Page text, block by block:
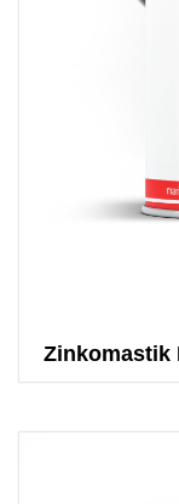
Zinkomastik